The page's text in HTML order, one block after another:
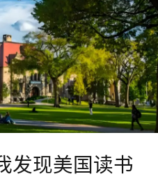
发现美国读书